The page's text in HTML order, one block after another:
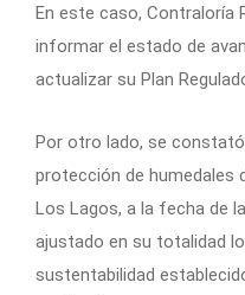
En este caso, Contraloría
informar el estado de
actualizar su Plan
Por otro lado, se
protección de humedales
Los Lagos, a la fecha de
ajustado en su totalidad
sustentabilidad